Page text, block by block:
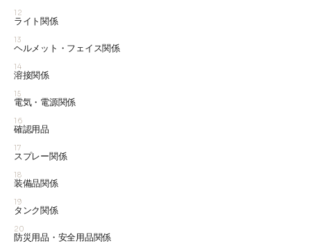
12
ライト関係
13
ヘルメット・フェイス関係
14
溶接関係
15
電気・電源関係
16
確認用品
17
スプレー関係
18
装備品関係
19
タンク関係
20
防災用品・安全用品関係